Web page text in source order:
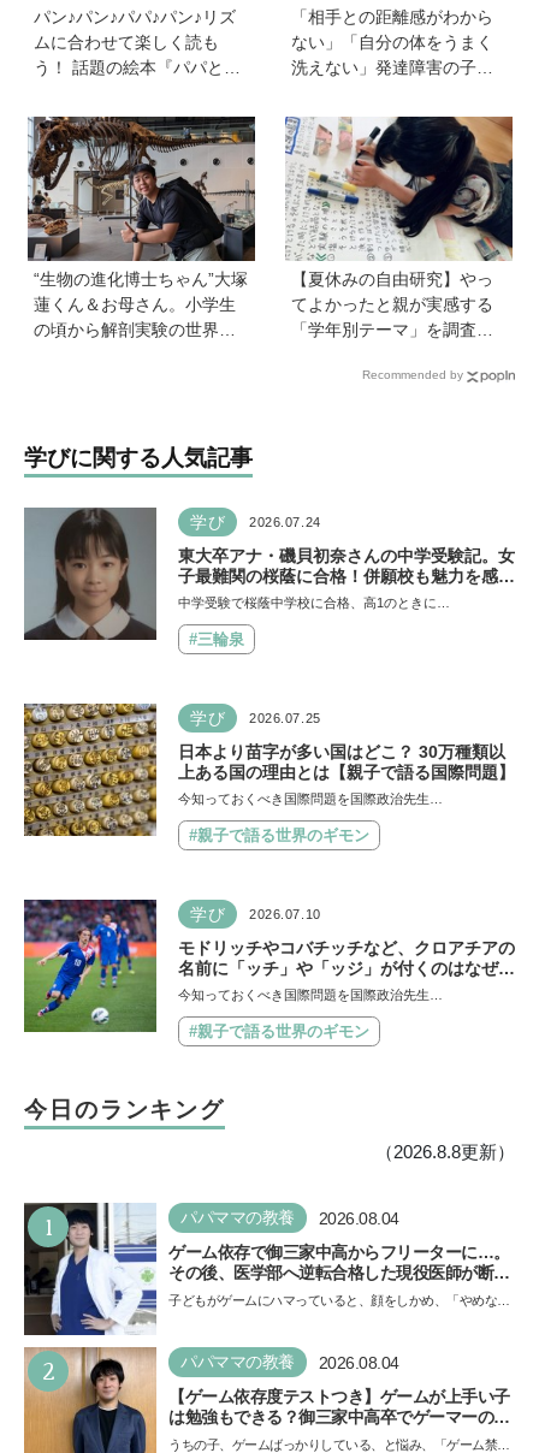
パン♪パン♪パパ♪パン♪リズ
ムに合わせて楽しく読も
う！ 話題の絵本『パパとパ
ット・サニーブックスさん
に聞く子育てと絵本づくり
のお話
「相手との距離感がわから
ない」「自分の体をうまく
洗えない」発達障害の子ど
と・性教育のポイントは？
【『発達障害の子の性のル
ール』著者に聞いた】
“生物の進化博士ちゃん”大塚
蓮くん＆お母さん。小学生
の頃から解剖実験の世界に
【夏休みの自由研究】やっ
てよかったと親が実感する
「学年別テーマ」を調査！
敗談、親のサポートも≪Hu
Recommended by
学びに関する人気記事
学び 2026.07.24
東大卒アナ・磯貝初奈さんの中学受験記。女
子最難関の桜蔭に合格！併願校も魅力を感じ
た渋渋に。母親の声かけは「睡眠が何より大
中学受験で桜蔭中学校に合格、高1のときに…
#三輪泉
学び 2026.07.25
日本より苗字が多い国はどこ？ 30万種類以
上ある国の理由とは【親子で語る国際問題】
今知っておくべき国際問題を国際政治先生…
#親子で語る世界のギモン
学び 2026.07.10
モドリッチやコバチッチなど、クロアチアの
名前に「ッチ」や「ッジ」が付くのはなぜ？
【親子で語る国際問題】
今知っておくべき国際問題を国際政治先生…
#親子で語る世界のギモン
今日のランキング
（2026.8.8更新）
1 パパママの教養 2026.08.04
ゲーム依存で御三家中高からフリーターに…。
その後、医学部へ逆転合格した現役医師が断言
「ゲームの経験が受験勉強に役立った」そう考
子どもがゲームにハマっていると、顔をしかめ、「やめなさ
い…
2 パパママの教養 2026.08.04
【ゲーム依存度テストつき】ゲームが上手い子
は勉強もできる？御三家中高卒でゲーマーの医
師・阿部智史さんが教えるゲームしながら受験
うちの子、ゲームばっかりしている、と悩み、「ゲーム禁